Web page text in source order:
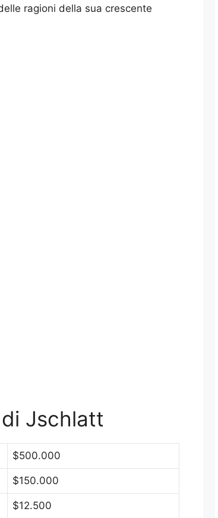
ragioni della sua crescente
Jschlatt
$500.000
$150.000
$12.500